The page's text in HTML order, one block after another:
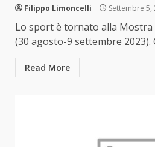
Filippo Limoncelli Settembre 5,
Lo sport è tornato alla Mostra
(30 agosto-9 settembre 2023).
Read More